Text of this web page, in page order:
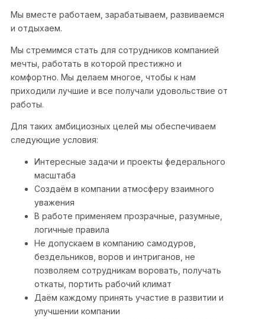
Мы вместе работаем, зарабатываем, развиваемся
и отдыхаем.
Мы стремимся стать для сотрудников компанией
мечты, работать в которой престижно и
комфортно. Мы делаем многое, чтобы к нам
приходили лучшие и все получали удовольствие от
работы.
Для таких амбициозных целей мы обеспечиваем
следующие условия:
Интересные задачи и проекты федерального
масштаба
Создаём в компании атмосферу взаимного
уважения
В работе применяем прозрачные, разумные,
логичные правила
Не допускаем в компанию самодуров,
бездельников, воров и интриганов, не
позволяем сотрудникам воровать, получать
откаты, портить рабочий климат
Даём каждому принять участие в развитии и
улучшении компании